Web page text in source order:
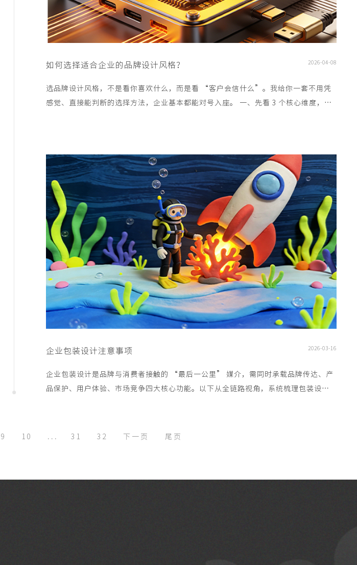
如何选择适合企业的品牌设计风格？ 2026-04-08
选品牌设计风格，不是看你喜欢什么，而是看 “客户会信什么”。我给你一套不用凭
感觉、直接能判断的选择方法，企业基本都能对号入座。 一、先看 3 个核心维度，风
企业包装设计注意事项 2026-03-16
企业包装设计是品牌与消费者接触的 “最后一公里” 媒介，需同时承载品牌传达、产
品保护、用户体验、市场竞争四大核心功能。以下从全链路视角，系统梳理包装设计
9 10 ... 31 32 下一页 尾页